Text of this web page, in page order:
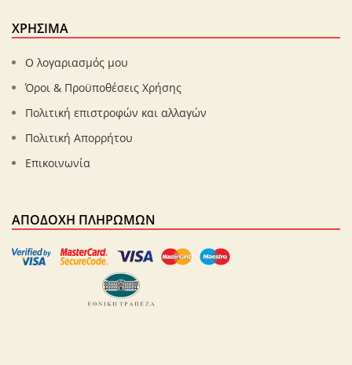
ΧΡΗΣΙΜΑ
Ο λογαριασμός μου
Όροι & Προϋποθέσεις Χρήσης
Πολιτική επιστροφών και αλλαγών
Πολιτική Απορρήτου
Επικοινωνία
ΑΠΟΔΟΧΉ ΠΛΗΡΩΜΏΝ